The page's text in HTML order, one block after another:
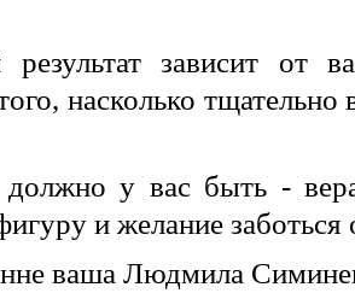
зависит от
насколько
должно у вас быть -
и желание заботься
ваша Людмила